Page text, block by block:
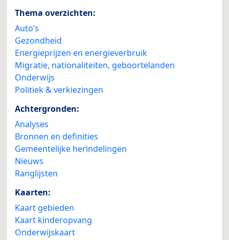
Thema overzichten:
Auto’s
Gezondheid
Energieprijzen en energieverbruik
Migratie, nationaliteiten, geboortelanden
Onderwijs
Politiek & verkiezingen
Achtergronden:
Analyses
Bronnen en definities
Gemeentelijke herindelingen
Nieuws
Ranglijsten
Kaarten:
Kaart gebieden
Kaart kinderopvang
Onderwijskaart